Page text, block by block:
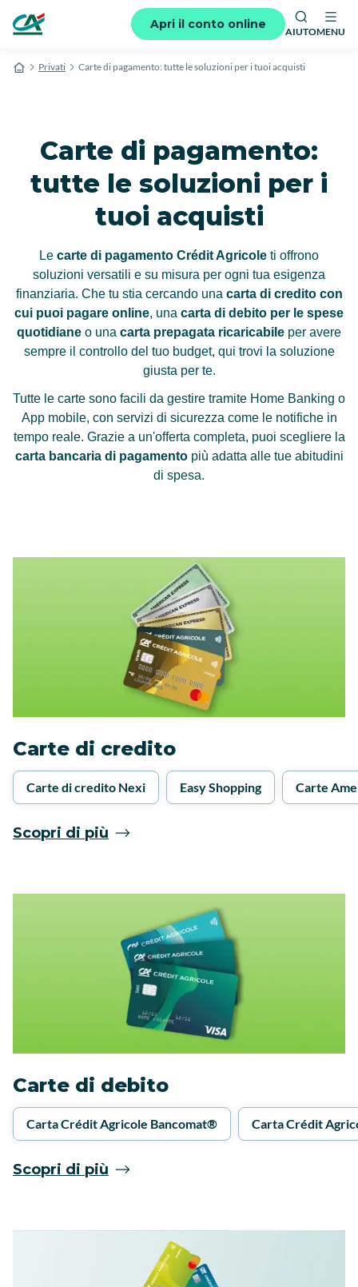
Apri il conto online
AIUTOMENU
Privati Carte di pagamento: tutte le soluzioni per i tuoi acquisti
Carte di pagamento:
tutte le soluzioni per i
tuoi acquisti
Le carte di pagamento Crédit Agricole ti offrono
soluzioni versatili e su misura per ogni tua esigenza
finanziaria. Che tu stia cercando una carta di credito con
cui puoi pagare online, una carta di debito per le spese
quotidiane o una carta prepagata ricaricabile per avere
sempre il controllo del tuo budget, qui trovi la soluzione
giusta per te.
Tutte le carte sono facili da gestire tramite Home Banking o
App mobile, con servizi di sicurezza come le notifiche in
tempo reale. Grazie a un'offerta completa, puoi scegliere la
carta bancaria di pagamentopiù adatta alle tue abitudini
di spesa.
Carte di credito
Carte di credito Nexi Easy Shopping Carte
Scopri di più
Carte di debito
Carta Crédit Agricole Bancomat® Carta Crédit
Scopri di più